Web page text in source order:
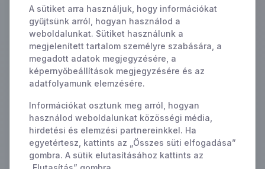
Hol található a székhelye?
Havi rendelések száma
Hozzájárulok a személyes adataim kezeléséhez az
A sütiket arra használjuk, hogy információkat
gyűjtsünk arról, hogyan használod a
weboldalunkat. Sütiket használunk a
megjelenített tartalom személyre szabására, a
megadott adatok megjegyzésére, a
képernyőbeállítások megjegyzésére és az
adatfolyamunk elemzésére.
Információkat osztunk meg arról, hogyan
használod weboldalunkat közösségi média,
hirdetési és elemzési partnereinkkel. Ha
egyetértesz, kattints az „Összes süti elfogadása”
gombra. A sütik elutasításához kattints az